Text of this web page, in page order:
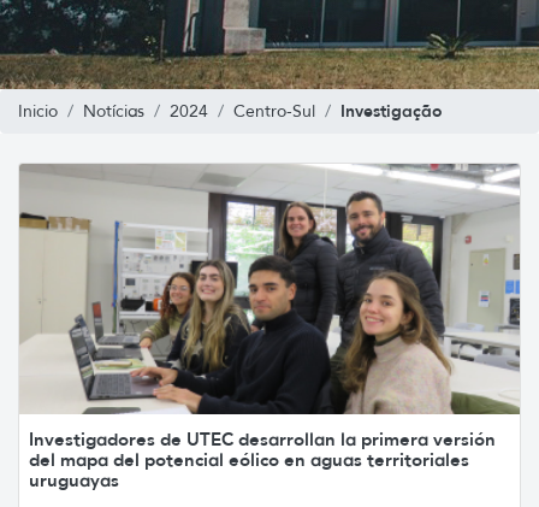
Inicio Notícias 2024 Centro-Sul Investigação
Investigadores de UTEC desarrollan la primera versión
del mapa del potencial eólico en aguas territoriales
uruguayas